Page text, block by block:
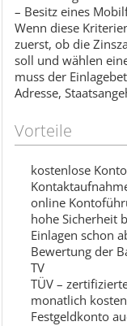
– Besitz eines
Wenn diese
zuerst, ob die
soll und wählen
muss der
Adresse,
Vorteile
kostenlose
online
hohe Sicherheit
Einlagen schon
Bewertung der
TV
TÜV –
monatlich
Festgeldkonto